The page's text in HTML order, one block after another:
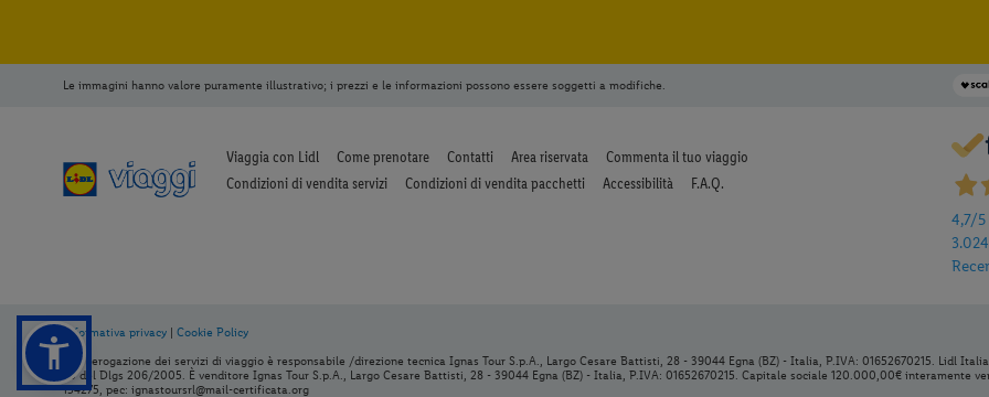
Le immagini hanno valore puramente illustrativo; i prezzi e le informazioni possono essere soggetti a modifiche.
Viaggia con Lidl Come prenotare Contatti Area riservata
Commenta il tuo viaggio
Condizioni di vendita servizi
Condizioni di vendita pacchetti Accessibilità F.A.Q.
4,7/5
3.024
Informativa privacy | Cookie Policy
Per l’erogazione dei servizi di viaggio è responsabile /direzione tecnica Ignas Tour S.p.A., Largo Cesare Battisti, 28 - 39044 Egna (BZ) - Italia, P.IVA: 01652670215. Lidl
83 del Dlgs 206/2005. È venditore Ignas Tour S.p.A., Largo Cesare Battisti, 28 - 39044 Egna (BZ) - Italia, P.IVA: 01652670215. Capitale sociale 120.000,00€ interamente
154275, pec: ignastoursrl@mail-certificata.org